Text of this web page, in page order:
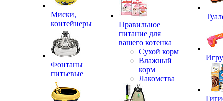
Миски,
контейнеры
Фонтаны
питьевые
Правильное
питание для
вашего котенка
Сухой корм
Влажный
корм
Лакомства